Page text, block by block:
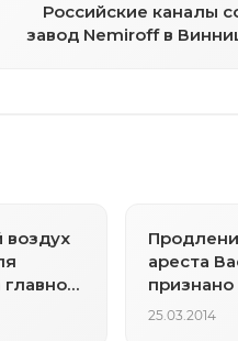
Российские каналы
завод Nemiroff в
воздух
ареста
25.03.2014